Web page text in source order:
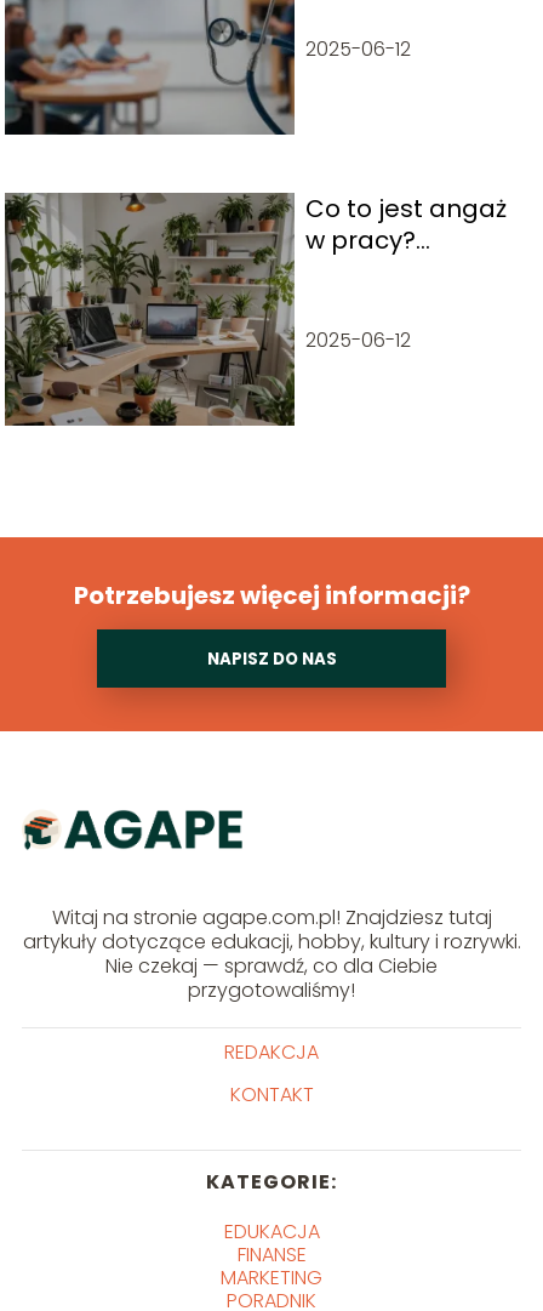
2025-06-12
Co to jest angaż
w pracy?
2025-06-12
Potrzebujesz więcej informacji?
NAPISZ DO NAS
Witaj na stronie agape.com.pl! Znajdziesz tutaj
artykuły dotyczące edukacji, hobby, kultury i rozrywki.
Nie czekaj — sprawdź, co dla Ciebie
przygotowaliśmy!
REDAKCJA
KONTAKT
KATEGORIE:
EDUKACJA
FINANSE
MARKETING
PORADNIK